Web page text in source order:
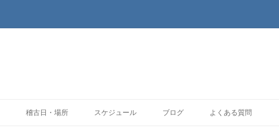
稽古日・場所 スケジュール ブログ よくある質問